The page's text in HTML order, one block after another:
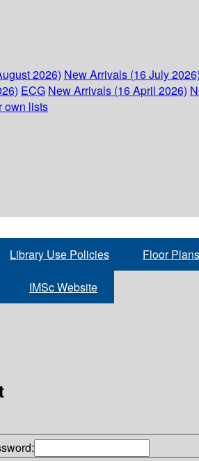
2026) New Arrivals (16 July 2026)
ECG New Arrivals (16 April 2026)
own lists
Library Use Policies Floor Plans
IMSc Website